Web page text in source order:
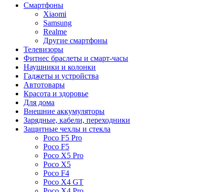
Смартфоны
Xiaomi
Samsung
Realme
Другие смартфоны
Телевизоры
Фитнес браслеты и смарт-часы
Наушники и колонки
Гаджеты и устройства
Автотовары
Красота и здоровье
Для дома
Внешние аккумуляторы
Зарядные, кабели, переходники
Защитные чехлы и стекла
Poco F5 Pro
Poco F5
Poco X5 Pro
Poco X5
Poco F4
Poco X4 GT